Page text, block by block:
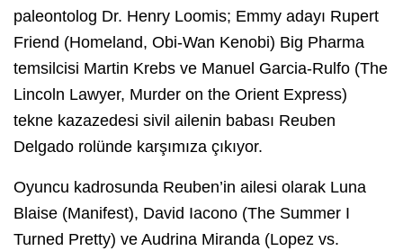
paleontolog Dr. Henry Loomis; Emmy adayı Rupert
Friend (Homeland, Obi-Wan Kenobi) Big Pharma
temsilcisi Martin Krebs ve Manuel Garcia-Rulfo (The
Lincoln Lawyer, Murder on the Orient Express)
tekne kazazedesi sivil ailenin babası Reuben
Delgado rolünde karşımıza çıkıyor.
Oyuncu kadrosunda Reuben’in ailesi olarak Luna
Blaise (Manifest), David Iacono (The Summer I
Turned Pretty) ve Audrina Miranda (Lopez vs.